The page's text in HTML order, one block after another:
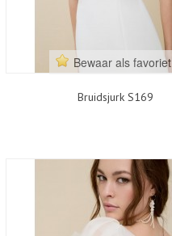
Bruidsjurk S169
Bewaar als favoriet